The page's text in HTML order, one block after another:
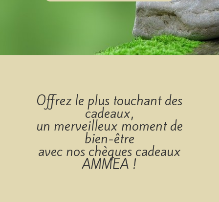
Offrez le plus touchant des
cadeaux,
un merveilleux moment de
bien-être
avec nos chèques cadeaux
AMMEA !